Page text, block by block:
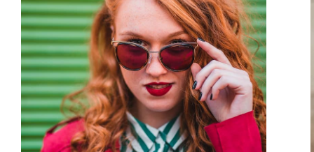
Пол:
Дамски
Категория:
Слънчеви очила
Марка:
Michael Kors
Предназначение:
Мода
Код:
MK2182U 300613